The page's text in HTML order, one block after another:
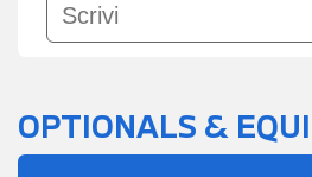
OPTIONALS &